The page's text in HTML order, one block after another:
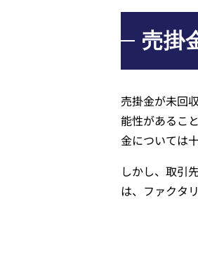
売掛
売掛金が未回
能性があるこ
金については
しかし、取引
は、ファクタ